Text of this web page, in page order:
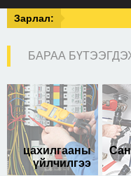
Зарлал:
БАРАА
цахилгааны
үйлчилгээ